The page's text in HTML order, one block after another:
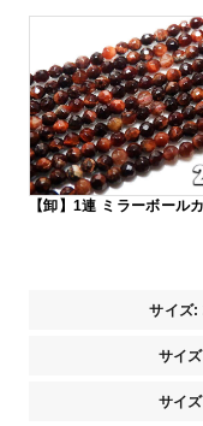
【卸】1連 ミラーボール
サイズ:
サイ
サイ